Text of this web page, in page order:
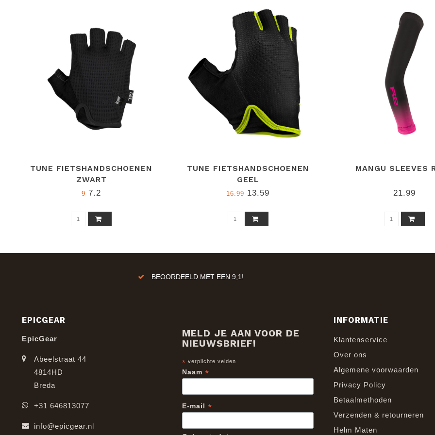
TUNE FIETSHANDSCHOENEN
ZWART
97.2
TUNE FIETSHANDSCHOENEN
GEEL
16.9913.59
MANGU SLEEVES
21.99
BEOORDEELD MET EEN 9,1!
EPICGEAR
EpicGear
Abeelstraat 44
4814HD
Breda
+31 646813077
info@epicgear.nl
MELD JE AAN VOOR DE
NIEUWSBRIEF!
* verplichte velden
Naam *
E-mail *
INFORMATIE
Klantenservice
Over ons
Algemene voorwaarden
Privacy Policy
Betaalmethoden
Verzenden & retourneren
Helm Maten